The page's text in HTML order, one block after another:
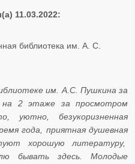
11.03.2022:
библиотека им. А. С.
им. А.С. Пушкина за
на 2 этаже за просмотром
уютно, безукоризненная
года, приятная душевная
хорошую литературу,
бывать здесь. Молодые